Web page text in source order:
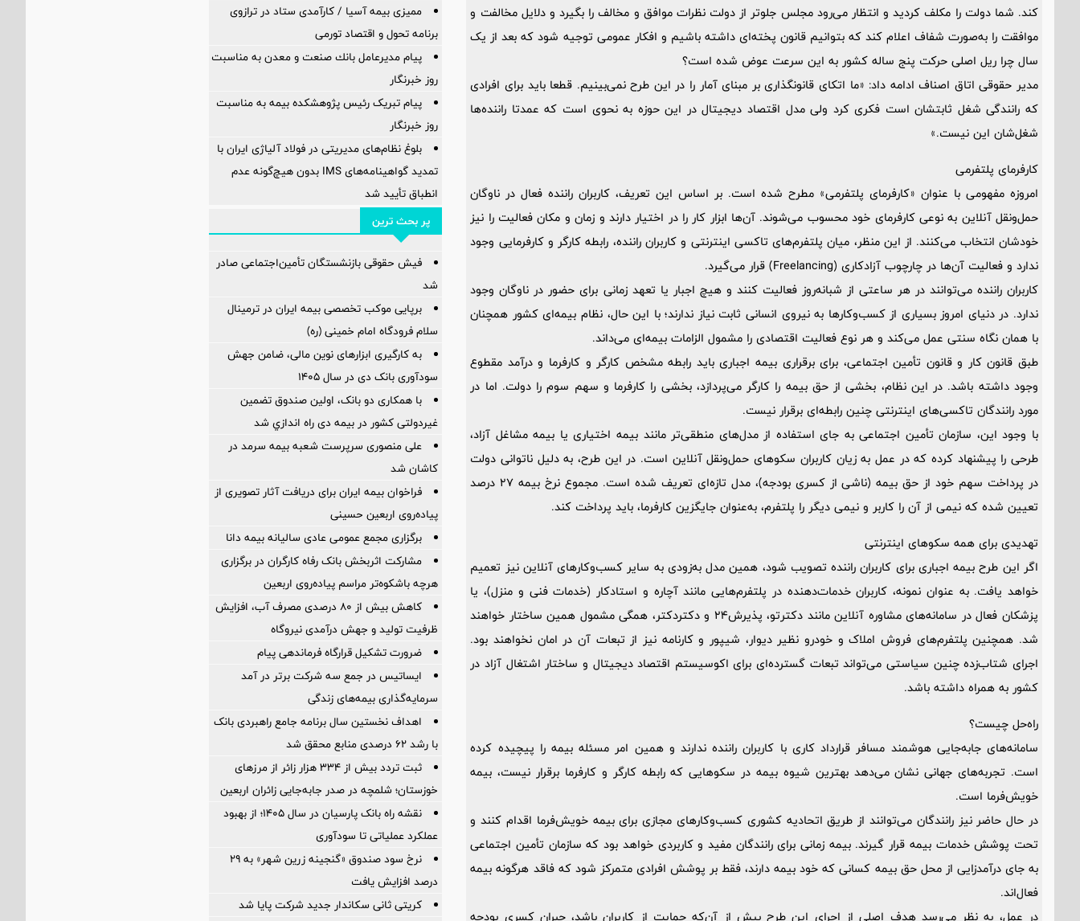
کند. شما دولت را مکلف کردید و انتظار می‌رود مجلس جلوتر از دولت نظرات موافق و مخالف را بگیرد و دلایل مخالفت و
موافقت را به‌صورت شفاف اعلام کند که بتوانیم قانون پخته‌ای داشته باشیم و افکار عمومی توجیه شود که بعد از یک
سال چرا ریل اصلی حرکت پنج ساله کشور به این سرعت عوض شده است؟
مدیر حقوقی اتاق اصناف ادامه داد: «ما اتکای قانونگذاری بر مبنای آمار را در این طرح نمی‌بینیم. قطعا باید برای افرادی
که رانندگی شغل ثابتشان است فکری کرد ولی مدل اقتصاد دیجیتال در این حوزه به نحوی است که عمدتا راننده‌ها
شغل‌شان این نیست.»
کارفرمای پلتفرمی
امروزه مفهومی با عنوان «کارفرمای پلتفرمی» مطرح شده است. بر اساس این تعریف، کاربران راننده فعال در ناوگان
حمل‌ونقل آنلاین به نوعی کارفرمای خود محسوب می‌شوند. آن‌ها ابزار کار را در اختیار دارند و زمان و مکان فعالیت را نیز
خودشان انتخاب می‌کنند. از این منظر، میان پلتفرم‌های تاکسی اینترنتی و کاربران راننده، رابطه کارگر و کارفرمایی وجود
ندارد و فعالیت آن‌ها در چارچوب آزادکاری (Freelancing) قرار می‌گیرد.
کاربران راننده می‌توانند در هر ساعتی از شبانه‌روز فعالیت کنند و هیچ اجبار یا تعهد زمانی برای حضور در ناوگان وجود
ندارد. در دنیای امروز بسیاری از کسب‌وکارها به نیروی انسانی ثابت نیاز ندارند؛ با این حال، نظام بیمه‌ای کشور همچنان
با همان نگاه سنتی عمل می‌کند و هر نوع فعالیت اقتصادی را مشمول الزامات بیمه‌ای می‌داند.
طبق قانون کار و قانون تأمین اجتماعی، برای برقراری بیمه اجباری باید رابطه مشخص کارگر و کارفرما و درآمد مقطوع
وجود داشته باشد. در این نظام، بخشی از حق بیمه را کارگر می‌پردازد، بخشی را کارفرما و سهم سوم را دولت. اما در
مورد رانندگان تاکسی‌های اینترنتی چنین رابطه‌ای برقرار نیست.
با وجود این، سازمان تأمین اجتماعی به جای استفاده از مدل‌های منطقی‌تر مانند بیمه اختیاری یا بیمه مشاغل آزاد،
طرحی را پیشنهاد کرده که در عمل به زیان کاربران سکوهای حمل‌ونقل آنلاین است. در این طرح، به دلیل ناتوانی دولت
در پرداخت سهم خود از حق بیمه (ناشی از کسری بودجه)، مدل تازه‌ای تعریف شده است. مجموع نرخ بیمه 27 درصد
تعیین شده که نیمی از آن را کاربر و نیمی دیگر را پلتفرم، به‌عنوان جایگزین کارفرما، باید پرداخت کند.
تهدیدی برای همه سکوهای اینترنتی
اگر این طرح بیمه اجباری برای کاربران راننده تصویب شود، همین مدل به‌زودی به سایر کسب‌وکارهای آنلاین نیز تعمیم
خواهد یافت. به عنوان نمونه، کاربران خدمات‌دهنده در پلتفرم‌هایی مانند آچاره و استادکار (خدمات فنی و منزل)، یا
پزشکان فعال در سامانه‌های مشاوره آنلاین مانند دکترتو، پذیرش24 و دکتردکتر، همگی مشمول همین ساختار خواهند
شد. همچنین پلتفرم‌های فروش املاک و خودرو نظیر دیوار، شیپور و کارنامه نیز از تبعات آن در امان نخواهند بود.
اجرای شتاب‌زده‌ چنین سیاستی می‌تواند تبعات گسترده‌ای برای اکوسیستم اقتصاد دیجیتال و ساختار اشتغال آزاد در
کشور به همراه داشته باشد.
راه‌حل چیست؟
سامانه‌های جابه‌جایی هوشمند مسافر قرارداد کاری با کاربران راننده ندارند و همین امر مسئله بیمه را پیچیده کرده
است. تجربه‌های جهانی نشان می‌دهد بهترین شیوه بیمه در سکوهایی که رابطه کارگر و کارفرما برقرار نیست، بیمه
خویش‌فرما است.
در حال حاضر نیز رانندگان می‌توانند از طریق اتحادیه کشوری کسب‌وکارهای مجازی برای بیمه خویش‌فرما اقدام کنند و
تحت پوشش خدمات بیمه قرار گیرند. بیمه زمانی برای رانندگان مفید و کاربردی خواهد بود که سازمان تأمین اجتماعی
به جای درآمدزایی از محل حق بیمه کسانی که خود بیمه دارند، فقط بر پوشش افرادی متمرکز شود که فاقد هرگونه بیمه
فعال‌اند.
در عمل، به نظر می‌رسد هدف اصلی از اجرای این طرح بیش از آن‌که حمایت از کاربران باشد، جبران کسری بودجه‌
ممیزی بیمه آسیا / کارآمدی ستاد در ترازوی
برنامه تحول و اقتصاد تورمی
پیام مدیرعامل بانك صنعت و معدن به مناسبت
روز خبرنگار
پیام تبریک رئیس پژوهشکده بیمه به مناسبت
روز خبرنگار
بلوغ نظام‌های مدیریتی در فولاد آلیاژی ایران با
تمدید گواهینامه‌های IMS بدون هیچ‌گونه عدم
انطباق تأیید شد
پر بحث ترین
فیش حقوقی بازنشستگان تأمین‌اجتماعی صادر
شد
برپایی موکب تخصصی بیمه ایران در ترمینال
سلام فرودگاه امام خمینی (ره)
به کارگیری ابزارهای نوین مالی، ضامن جهش
سودآوری بانک دی در سال ۱۴۰۵
با همکاری دو بانک، اولین صندوق تضمین
غیردولتی کشور در بیمه دی راه اندازي شد
علی منصوری سرپرست شعبه بیمه سرمد در
کاشان شد
فراخوان بیمه ایران برای دریافت آثار تصویری از
پیاده‌روی اربعین حسینی
برگزاری مجمع عمومی عادی سالیانه بیمه دانا
مشارکت اثربخش بانک رفاه کارگران در برگزاری
هرچه باشکوه‌تر مراسم پیاده‌روی اربعین
کاهش بیش از ۸۰ درصدی مصرف آب، افزایش
ظرفیت تولید و جهش درآمدی نیروگاه
ضرورت تشكیل قرارگاه فرماندهی پیام
ایساتیس در جمع سه شرکت برتر در آمد
سرمایه‌گذاری بیمه‌های زندگی
اهداف نخستین سال برنامه جامع راهبردی بانک
با رشد ۶۲ درصدی منابع محقق شد
ثبت تردد بیش از ۳۳۴ هزار زائر از مرزهای
خوزستان؛ شلمچه در صدر جابه‌جایی زائران اربعین
نقشه راه بانک پارسیان در سال ۱۴۰۵؛ از بهبود
عملکرد عملیاتی تا سودآوری
نرخ سود صندوق «گنجینه زرین شهر» به ۲۹
درصد افزایش یافت
کریتی ثانی سکاندار جدید شرکت پایا شد